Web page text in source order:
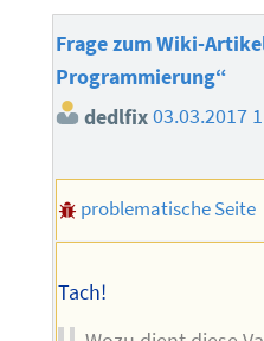
Frage zum Wiki-
Programmierung“
dedlfix03.03.2017
problematische Seite
Tach!